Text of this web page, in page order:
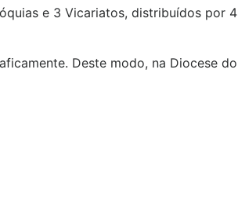
e 3 Vicariatos, distribuídos por 4
Deste modo, na Diocese do